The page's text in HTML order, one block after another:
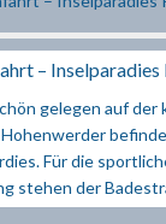
–
gelegen auf der
Für die
stehen der